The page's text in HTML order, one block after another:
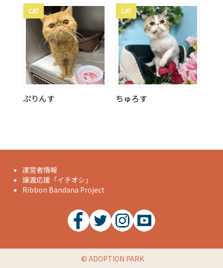
CAT
ぷりんす
CAT
ちゅろす
運営者情報
譲渡応援「イチオシ」
Ribbon Bandana Project
© ADOPTION PARK